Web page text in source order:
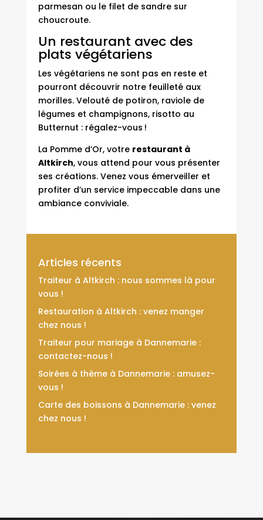
parmesan ou le filet de sandre sur
choucroute.
Un restaurant avec des
plats végétariens
Les végétariens ne sont pas en reste et
pourront découvrir notre feuilleté aux
morilles. Velouté de potiron, raviole de
légumes et champignons, risotto au
Butternut : régalez-vous !
La Pomme d’Or, votre restaurant à
Altkirch, vous attend pour vous présenter
ses créations. Venez vous émerveiller et
profiter d’un service impeccable dans une
ambiance conviviale.
Articles récents
Traiteur à Altkirch : nous sommes là pour
vous !
Restauration à Altkirch : venez manger
chez nous !
Traiteur pour mariage à Dannemarie :
contactez-nous !
Soirées à thème à Dannemarie : amusez-
vous !
Carte des boissons à Dannemarie : venez
chez nous !